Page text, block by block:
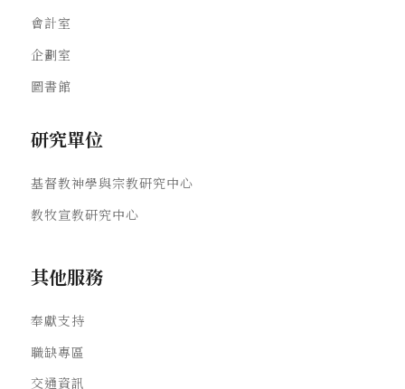
會計室
企劃室
圖書館
研究單位
基督教神學與宗教研究中心
教牧宣教研究中心
其他服務
奉獻支持
職缺專區
交通資訊